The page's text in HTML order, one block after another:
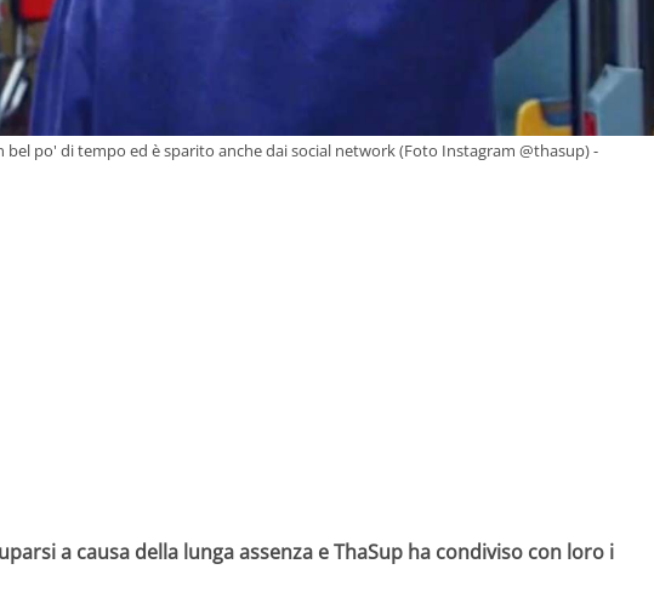
po' di tempo ed è sparito anche dai social network (Foto Instagram @thasup) -
a causa della lunga assenza e ThaSup ha condiviso con loro i